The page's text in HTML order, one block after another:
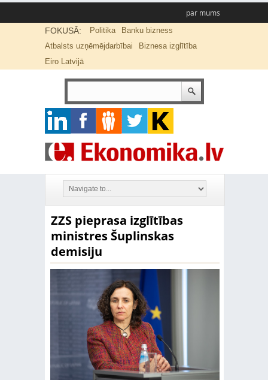
par mums
FOKUSĀ: Politika
Banku bizness
Atbalsts uzņēmējdarbībai
Biznesa izglītība
Eiro Latvijā
ZZS pieprasa izglītības
ministres Šuplinskas
demisiju